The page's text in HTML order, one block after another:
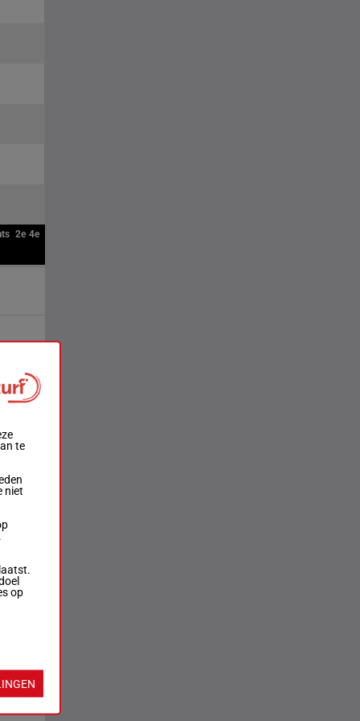
2e 4e
te
niet
op